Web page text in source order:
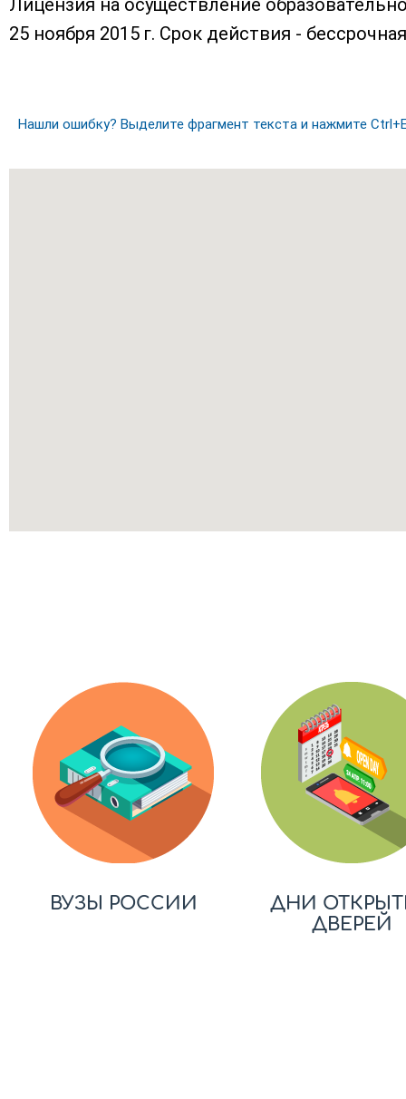
Лицензия на осуществление
25 ноября 2015 г. Срок действия -
Нашли ошибку? Выделите фрагмент текста и нажмите
ВУЗЫ РОССИИ
ДНИ
ДВЕРЕЙ